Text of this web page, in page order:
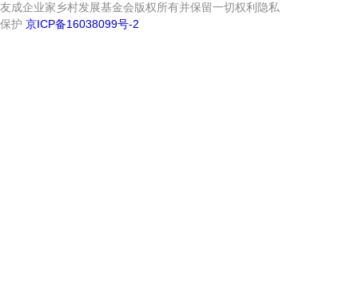
友成企业家乡村发展基金会版权所有并保留一切权利隐私
保护 京ICP备16038099号-2